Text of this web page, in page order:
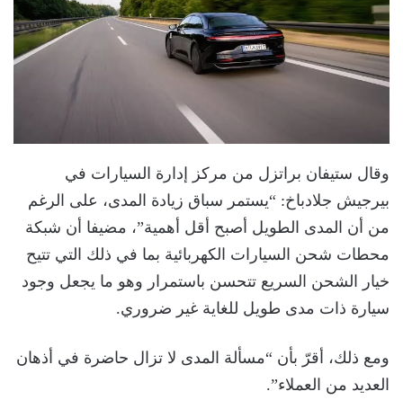
وقال ستيفان براتزل من مركز إدارة السيارات في
بيرجيش جلادباخ: “يستمر سباق زيادة المدى، على الرغم
من أن المدى الطويل أصبح أقل أهمية”، مضيفا أن شبكة
محطات شحن السيارات الكهربائية بما في ذلك التي تتيح
خيار الشحن السريع تتحسن باستمرار وهو ما يجعل وجود
سيارة ذات مدى طويل للغاية غير ضروري.
ومع ذلك، أقرّ بأن “مسألة المدى لا تزال حاضرة في أذهان
العديد من العملاء”.